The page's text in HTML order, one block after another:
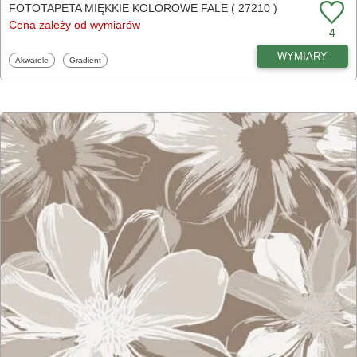
FOTOTAPETA MIĘKKIE KOLOROWE FALE ( 27210 )
Cena zależy od wymiarów
4
Fototapety
Akwarele Fototapety
Gradient WYMIARY